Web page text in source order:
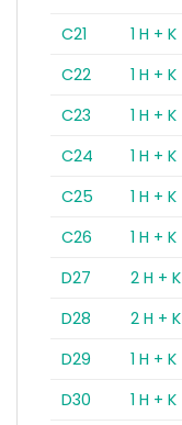
C21
1 H + K
C22
1 H + K
C23
1 H + K
C24
1 H + K
C25
1 H + K
C26
1 H + K
D27
2 H + K
D28
2 H + K
D29
1 H + K
D30
1 H + K